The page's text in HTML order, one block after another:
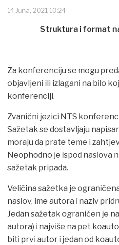
14 Juna, 2021 10:24
Struktura i format
Za konferenciju se mogu
objavljeni ili izlagani na bilo
konferenciji.
Zvanični jezici NTS
Sažetak se dostavljaju
moraju da prate teme i
Neophodno je ispod naslova
sažetak pripada.
Veličina sažetka je
naslov, ime autora i naziv
Jedan sažetak ograničen je
autora) i najviše na pet
biti prvi autor i jedan od